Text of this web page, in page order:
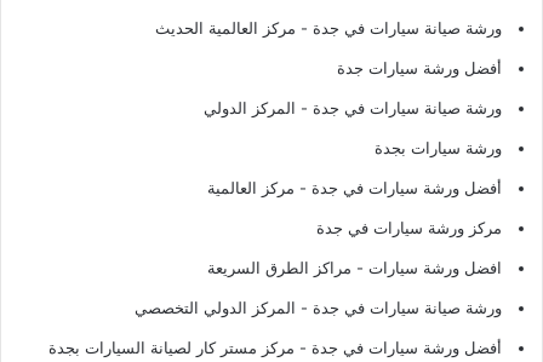
ورشة صيانة سيارات في جدة - مركز العالمية الحديث
أفضل ورشة سيارات جدة
ورشة صيانة سيارات في جدة - المركز الدولي
ورشة سيارات بجدة
أفضل ورشة سيارات في جدة - مركز العالمية
مركز ورشة سيارات في جدة
افضل ورشة سيارات - مراكز الطرق السريعة
ورشة صيانة سيارات في جدة - المركز الدولي التخصصي
أفضل ورشة سيارات في جدة - مركز مستر كار لصيانة السيارات بجدة